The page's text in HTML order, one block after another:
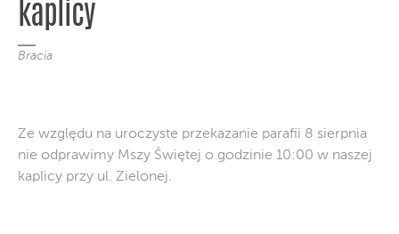
kaplicy
Bracia
Ze względu na uroczyste przekazanie parafii 8 sierpnia
nie odprawimy Mszy Świętej o godzinie 10:00 w naszej
kaplicy przy ul. Zielonej.